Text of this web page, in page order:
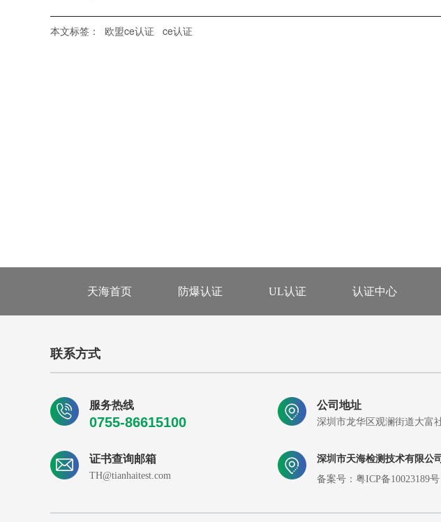
本文标签： 欧盟ce认证 ce认证
天海首页 防爆认证 UL认证 认证中心
联系方式
服务热线
0755-86615100
公司地址
深圳市龙华区观澜街道大富
证书查询邮箱
TH@tianhaitest.com
深圳市天海检测技术有限公
备案号： 粤ICP备10023189号